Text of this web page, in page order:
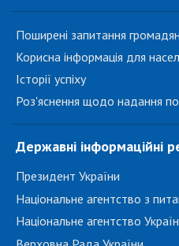
Поширені запитання громадян
Корисна інформація для
Історії успіху
Роз'яснення щодо надання
Державні інформаційні
Президент України
Національне агентство з
Національне агентство